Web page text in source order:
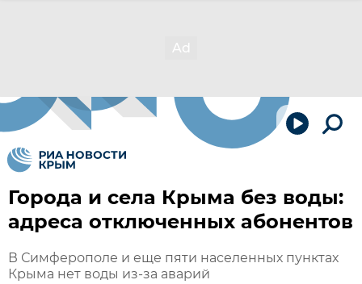
Города и села Крыма без воды:
адреса отключенных абонентов
В Симферополе и еще пяти населенных пунктах
Крыма нет воды из-за аварий